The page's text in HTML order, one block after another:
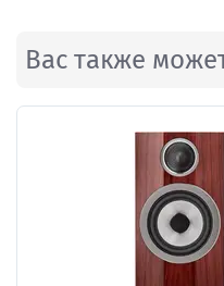
Вас также